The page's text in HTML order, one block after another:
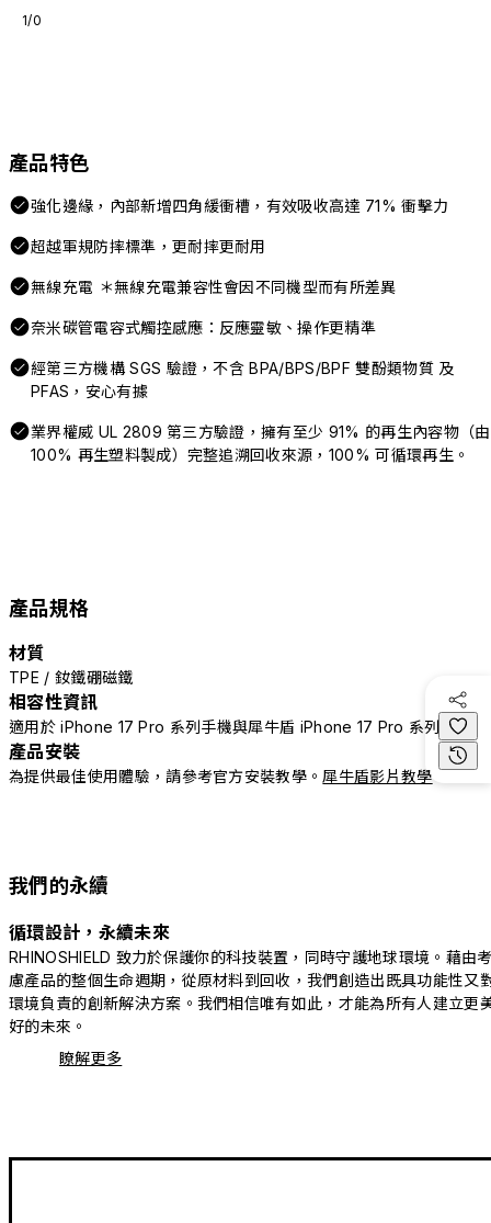
1/0
產品特色
強化邊緣，內部新增四角緩衝槽，有效吸收高達 71% 衝擊力
超越軍規防摔標準，更耐摔更耐用
無線充電 ＊無線充電兼容性會因不同機型而有所差異
奈米碳管電容式觸控感應：反應靈敏、操作更精準
經第三方機構 SGS 驗證，不含 BPA/BPS/BPF 雙酚類物質 及
PFAS，安心有據
業界權威 UL 2809 第三方驗證，擁有至少 91% 的再生內容物（由
100% 再生塑料製成）完整追溯回收來源，100% 可循環再生。
產品規格
材質
TPE / 釹鐵硼磁鐵
相容性資訊
適用於 iPhone 17 Pro 系列手機與犀牛盾 iPhone 17 Pro 系列配件
產品安裝
為提供最佳使用體驗，請參考官方安裝教學。 犀牛盾影片教學
我們的永續
循環設計，永續未來
RHINOSHIELD 致力於保護你的科技裝置，同時守護地球環境。藉由
慮產品的整個生命週期，從原材料到回收，我們創造出既具功能性又
環境負責的創新解決方案。我們相信唯有如此，才能為所有人建立更
好的未來。
瞭解更多